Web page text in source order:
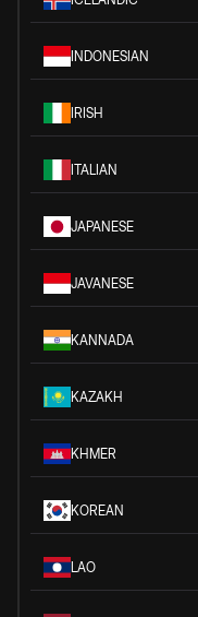
INDONESIAN
IRISH
ITALIAN
JAPANESE
JAVANESE
KANNADA
KAZAKH
KHMER
KOREAN
LAO